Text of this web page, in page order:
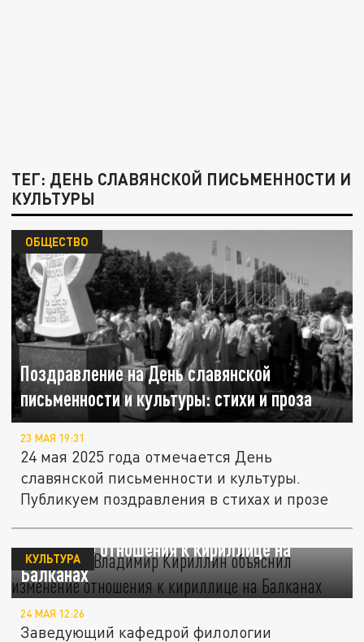
ТЕГ: ДЕНЬ СЛАВЯНСКОЙ ПИСЬМЕННОСТИ И
КУЛЬТУРЫ
Поздравление на День славянской
письменности и культуры: стихи и проза
ОБЩЕСТВО
23 МАЯ 19:31
24 мая 2025 года отмечается День
славянской письменности и культуры.
Публикуем поздравления в стихах и прозе
Профессор Владимир Кириллин объяснил
изменение отношения к кириллице на
Балканах
КУЛЬТУРА
24 МАЯ 12:26
Заведующий кафедрой филологии